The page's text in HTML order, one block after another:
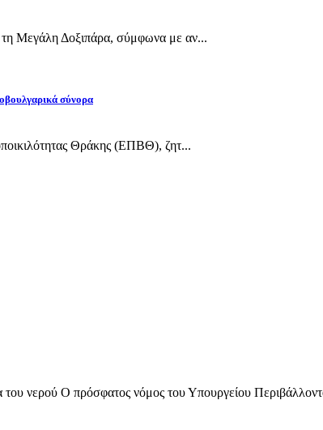
τη Μεγάλη Δοξιπάρα, σύμφωνα με αν...
σύνορα
Θράκης (ΕΠΒΘ), ζητ...
νερού Ο πρόσφατος νόμος του Υπουργείου